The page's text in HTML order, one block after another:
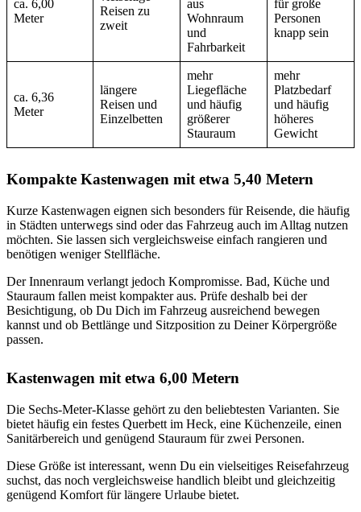
ca. 6,00
Meter
Reisen zu
zweit
aus
Wohnraum
und
Fahrbarkeit
für große
Personen
knapp sein
ca. 6,36
Meter
längere
Reisen und
Einzelbetten
mehr
Liegefläche
und häufig
größerer
Stauraum
mehr
Platzbedarf
und häufig
höheres
Gewicht
Kompakte Kastenwagen mit etwa 5,40 Metern
Kurze Kastenwagen eignen sich besonders für Reisende, die häufig
in Städten unterwegs sind oder das Fahrzeug auch im Alltag nutzen
möchten. Sie lassen sich vergleichsweise einfach rangieren und
benötigen weniger Stellfläche.
Der Innenraum verlangt jedoch Kompromisse. Bad, Küche und
Stauraum fallen meist kompakter aus. Prüfe deshalb bei der
Besichtigung, ob Du Dich im Fahrzeug ausreichend bewegen
kannst und ob Bettlänge und Sitzposition zu Deiner Körpergröße
passen.
Kastenwagen mit etwa 6,00 Metern
Die Sechs-Meter-Klasse gehört zu den beliebtesten Varianten. Sie
bietet häufig ein festes Querbett im Heck, eine Küchenzeile, einen
Sanitärbereich und genügend Stauraum für zwei Personen.
Diese Größe ist interessant, wenn Du ein vielseitiges Reisefahrzeug
suchst, das noch vergleichsweise handlich bleibt und gleichzeitig
genügend Komfort für längere Urlaube bietet.